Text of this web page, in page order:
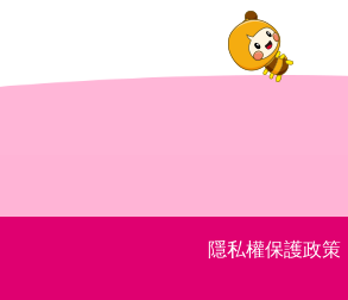
隱私權保護政策